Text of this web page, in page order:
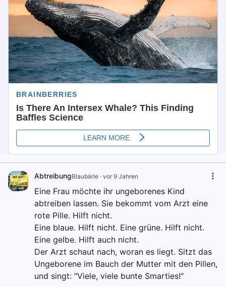
AbtreibungBlaubärle · vor 9 Jahren
Eine Frau möchte ihr ungeborenes Kind
abtreiben lassen. Sie bekommt vom Arzt eine
rote Pille. Hilft nicht.
Eine blaue. Hilft nicht. Eine grüne. Hilft nicht.
Eine gelbe. Hilft auch nicht.
Der Arzt schaut nach, woran es liegt. Sitzt das
Ungeborene im Bauch der Mutter mit den Pillen,
und singt: "Viele, viele bunte Smarties!"